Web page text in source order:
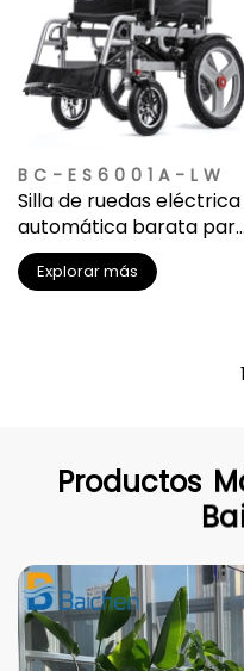
BC-ES6001A-LW
Silla de ruedas eléctrica
automática barata para
adultos
Explorar más
1
Productos